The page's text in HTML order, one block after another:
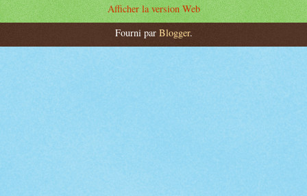
Afficher la version Web
Fourni par Blogger.